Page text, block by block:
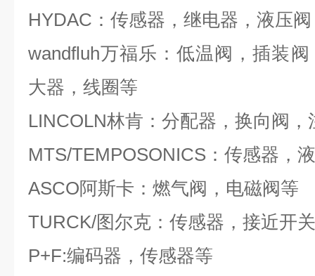
HYDAC：传感器，继电器，液压
wandfluh万福乐：低温阀，插装
大器，线圈等
LINCOLN林肯：分配器，换向阀
MTS/TEMPOSONICS：传感器，
ASCO阿斯卡：燃气阀，电磁阀等
TURCK/图尔克：传感器，接近开
P+F:编码器，传感器等